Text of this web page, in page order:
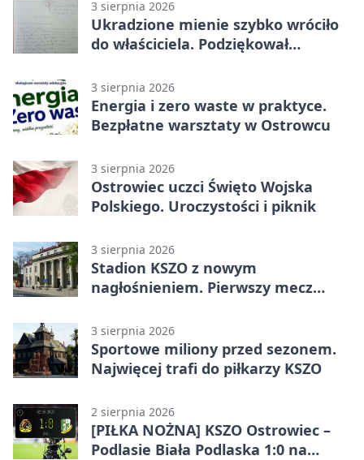
3 sierpnia 2026
Ukradzione mienie szybko wróciło
do właściciela. Podziękował
3 sierpnia 2026
Energia i zero waste w praktyce.
Bezpłatne warsztaty w Ostrowcu
3 sierpnia 2026
Ostrowiec uczci Święto Wojska
Polskiego. Uroczystości i piknik
3 sierpnia 2026
Stadion KSZO z nowym
nagłośnieniem. Pierwszy mecz
3 sierpnia 2026
Sportowe miliony przed sezonem.
Najwięcej trafi do piłkarzy KSZO
2 sierpnia 2026
[PIŁKA NOŻNA] KSZO Ostrowiec –
Podlasie Biała Podlaska 1:0 na